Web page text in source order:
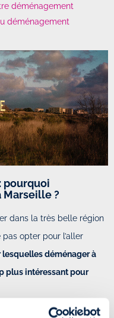
déménagement
déménagement
pourquoi
?
dans la très belle région
opter pour l’aller
lesquelles déménager à
plus intéressant pour
SIMPLE POUR